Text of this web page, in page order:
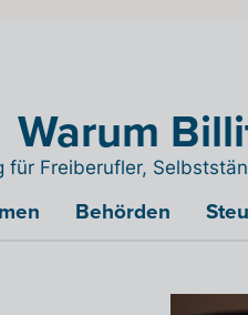
Warum
für Freiberufler,
Behörden